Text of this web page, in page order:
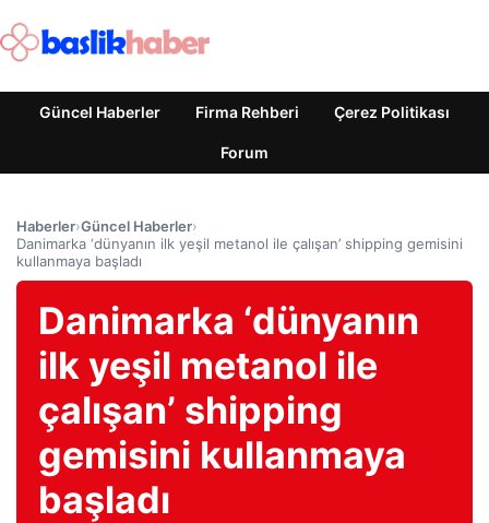
Güncel Haberler Firma Rehberi Çerez Politikası
Forum
Haberler›Güncel Haberler›
Danimarka ‘dünyanın ilk yeşil metanol ile çalışan’ shipping gemisini
kullanmaya başladı
Danimarka ‘dünyanın
ilk yeşil metanol ile
çalışan’ shipping
gemisini kullanmaya
başladı